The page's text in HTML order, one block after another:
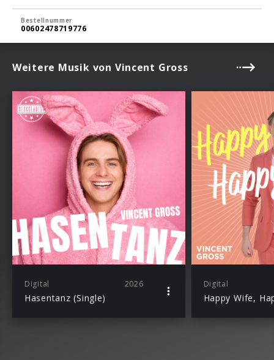
Bestellnummer
00602478719776
Weitere Musik von Vincent Gross
Digital 2026
Hasentanz (Single)
Digital